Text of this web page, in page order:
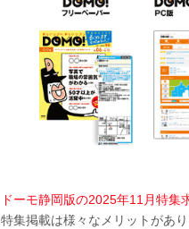
ドーモ静岡版の2025年11月特集
特集掲載は様々なメリットがあり